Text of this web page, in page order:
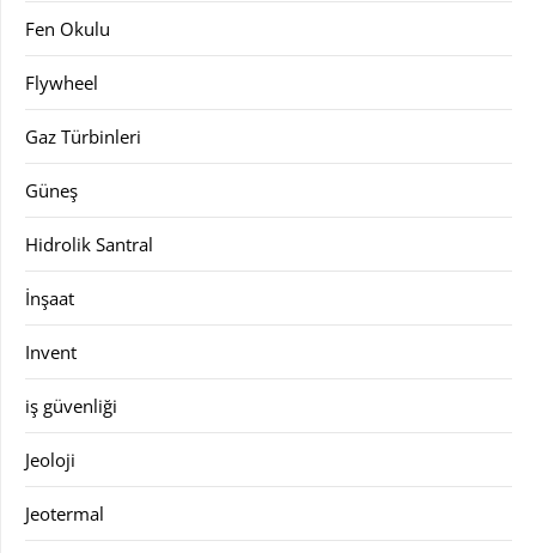
Fen Okulu
Flywheel
Gaz Türbinleri
Güneş
Hidrolik Santral
İnşaat
Invent
iş güvenliği
Jeoloji
Jeotermal